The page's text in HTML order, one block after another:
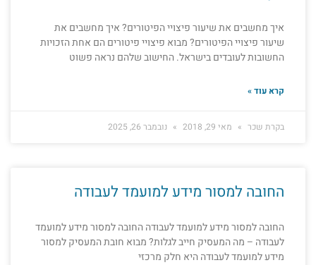
איך מחשבים את שיעור פיצויי הפיטורים? איך מחשבים את
שיעור פיצויי הפיטורים? מבוא פיצויי פיטורים הם אחת הזכויות
החשובות לעובדים בישראל. החישוב שלהם נראה פשוט
קרא עוד »
בקרת שכר מאי 29, 2018 נובמבר 26, 2025
החובה למסור מידע למועמד לעבודה
החובה למסור מידע למועמד לעבודה החובה למסור מידע למועמד
לעבודה – מה המעסיק חייב לגלות? מבוא חובת המעסיק למסור
מידע למועמד לעבודה היא חלק מרכזי